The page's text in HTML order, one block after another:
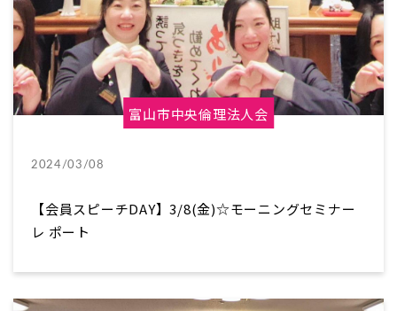
富山市中央倫理法人会
2024/03/08
【会員スピーチDAY】3/8(金)☆モーニングセミナー
レ ポート